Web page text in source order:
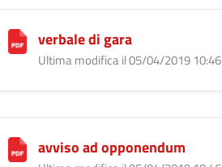
verbale di gara
Ultima modifica il 05/04/2019 10:46
avviso ad opponendum